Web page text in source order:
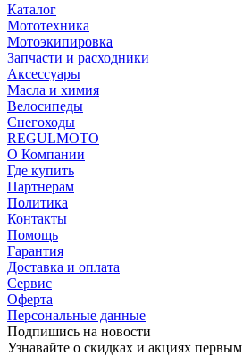
Каталог
Мототехника
Мотоэкипировка
Запчасти и расходники
Аксессуары
Масла и химия
Велосипеды
Снегоходы
REGULMOTO
О Компании
Где купить
Партнерам
Политика
Контакты
Помощь
Гарантия
Доставка и оплата
Сервис
Оферта
Персональные данные
Подпишись на новости
Узнавайте о скидках и акциях первым